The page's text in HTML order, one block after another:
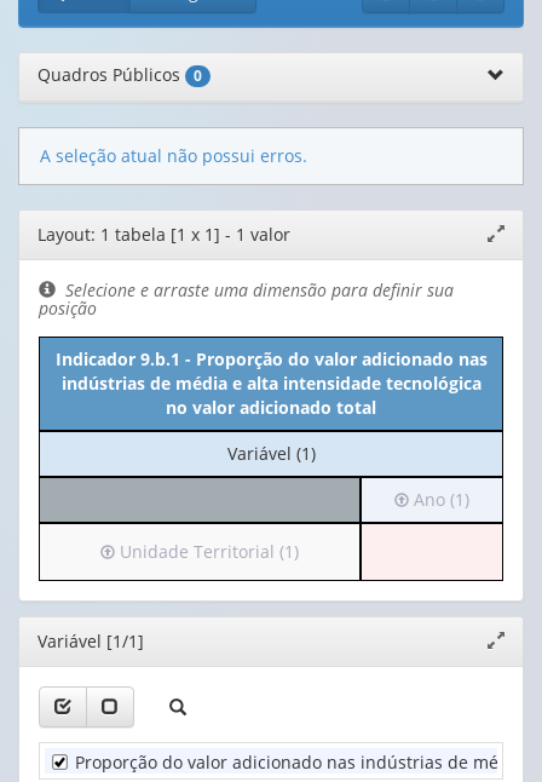
Quadros Públicos 0
A seleção atual não possui erros.
Editor
de
layout
janela
Layout: 1 tabela [1 x 1] - 1 valor
Selecione e arraste uma dimensão para definir sua
posição
Indicador 9.b.1 - Proporção do valor adicionado nas
indústrias de média e alta intensidade tecnológica
no valor adicionado total
No
cabeçalho:
(1)
Variável (1)
Irá
para
(possui
apenas
valor):
(1)
Ano (1)
Irá
para
o
cabeçalho
(possui
apenas
1
valor):
Unidade
Unidade Territorial (1)
Editor
janela
Variável [1/1]
Proporção do valor adicionado nas indústrias de média